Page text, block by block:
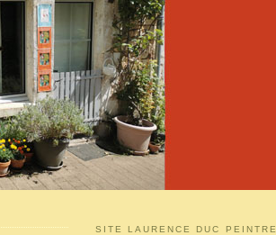
SITE LAURENCE DUC PEINTRE